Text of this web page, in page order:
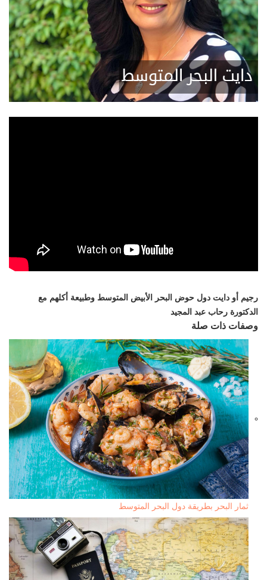
رجيم أو دايت دول حوض البحر الأبيض المتوسط وطبيعة أكلهم مع
الدكتورة رحاب عبد المجيد
وصفات ذات صلة
ثمار البحر بطريقة دول البحر المتوسط